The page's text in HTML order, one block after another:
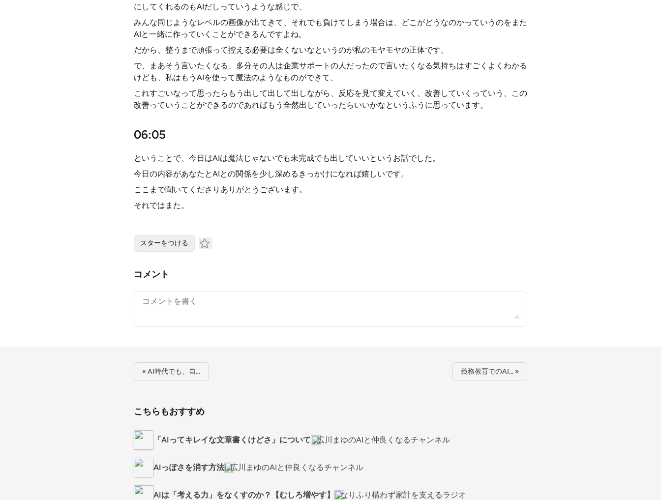
にしてくれるのもAIだしっていうような感じで、
みんな同じようなレベルの画像が出てきて、それでも負けてしまう場合は、どこがどうなのかっていうのをまた
AIと一緒に作っていくことができるんですよね。
だから、整うまで頑張って控える必要は全くないなというのが私のモヤモヤの正体です。
で、まあそう言いたくなる、多分その人は企業サポートの人だったので言いたくなる気持ちはすごくよくわかる
けども、私はもうAIを使って魔法のようなものができて、
これすごいなって思ったらもう出して出して出しながら、反応を見て変えていく、改善していくっていう、この
改善っていうことができるのであればもう全然出していったらいいかなというふうに思っています。
06:05
ということで、今日はAIは魔法じゃないでも未完成でも出していいというお話でした。
今日の内容があなたとAIとの関係を少し深めるきっかけになれば嬉しいです。
ここまで聞いてくださりありがとうございます。
それではまた。
スターをつける
コメント
Your comment
« AI時代でも、自… 義務教育でのAI… »
こちらもおすすめ
「AIってキレイな文章書くけどさ」について 広川まゆのAIと仲良くなるチャンネル
AIっぽさを消す方法 広川まゆのAIと仲良くなるチャンネル
AIは「考える力」をなくすのか？【むしろ増やす】 なりふり構わず家計を支えるラジオ